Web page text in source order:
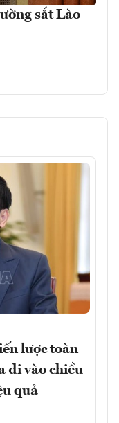
sắt Lào
lược toàn
đi vào chiều
quả